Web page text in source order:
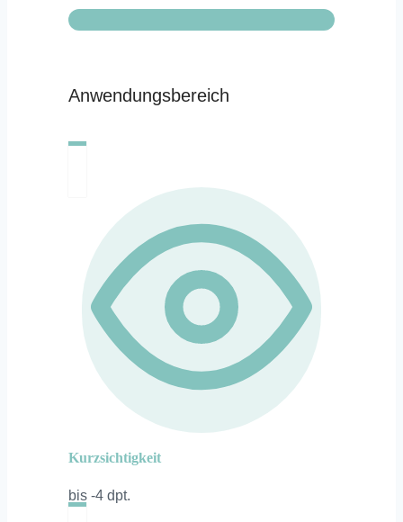
Anwendungsbereich
Kurzsichtigkeit
bis -4 dpt.